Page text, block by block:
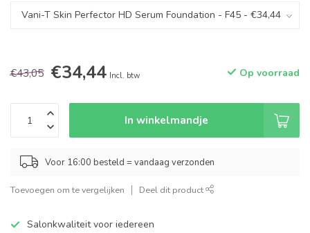
€43,05 €34,44 Incl. btw Op voorraad
In winkelmandje
Voor 16:00 besteld = vandaag verzonden
Toevoegen om te vergelijken Deel dit product
Salonkwaliteit voor iedereen